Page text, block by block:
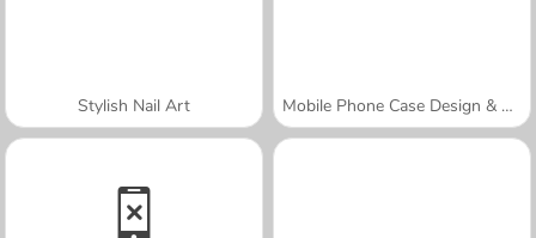
Stylish Nail Art Mobile Phone Case Design & DIY